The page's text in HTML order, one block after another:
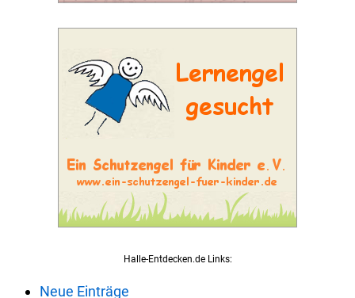
Halle-Entdecken.de Links:
Neue Einträge